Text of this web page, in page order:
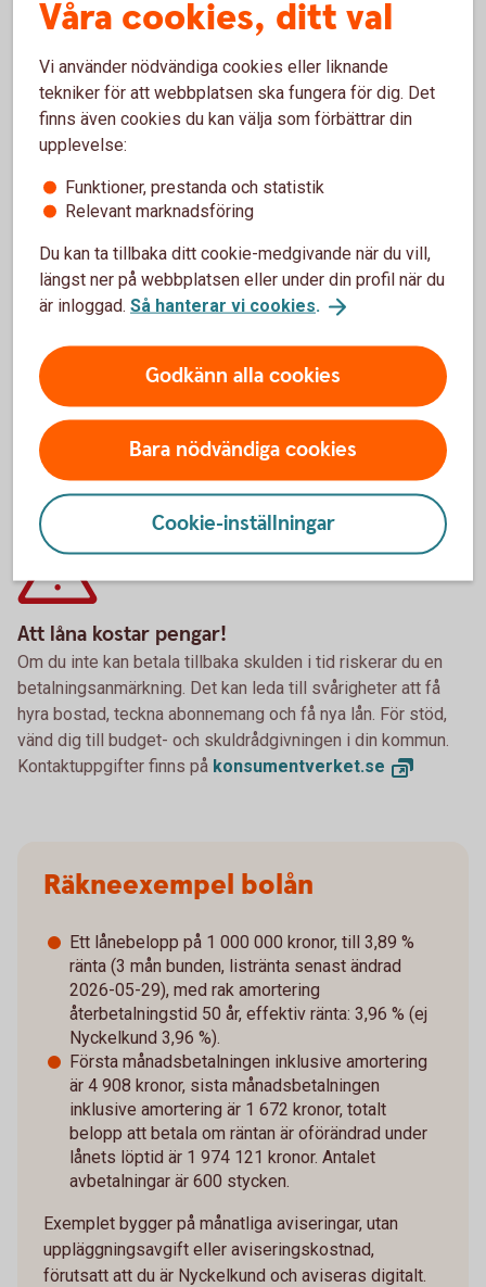
Läs om våra försäkringar och serabatter
Utnyttjar du kortet som ingår i
Nyckelkundspriset?
Du vet väl att det ingår ett Betal- och kreditkort Mastercard
i Nyckelkund? I kortet ingår bland annat en kompletterande
per år om kortet köps separat. Se räkneexempel längre ner
på sidan.
försäkringstagare och gruppföreträdare. Du hittar alla
försäkringsvillkor på sidan nedan.
Betal- och kreditkort Mastercard – läs mer och
ansök
Att låna kostar pengar!
Om du inte kan betala tillbaka skulden i tid riskerar du en
betalningsanmärkning. Det kan leda till svårigheter att få
hyra bostad, teckna abonnemang och få nya lån. För stöd,
vänd dig till budget- och skuldrådgivningen i din kommun.
Kontaktuppgifter finns på konsumentverket.se
Räkneexempel bolån
Ett lånebelopp på 1 000 000 kronor, till 3,89 %
ränta (3 mån bunden, listränta senast ändrad
2026-05-29), med rak amortering
återbetalningstid 50 år, effektiv ränta: 3,96 % (ej
Nyckelkund 3,96 %).
Första månadsbetalningen inklusive amortering
är 4 908 kronor, sista månadsbetalningen
inklusive amortering är 1 672 kronor, totalt
belopp att betala om räntan är oförändrad under
lånets löptid är 1 974 121 kronor. Antalet
avbetalningar är 600 stycken.
Exemplet bygger på månatliga aviseringar, utan
uppläggningsavgift eller aviseringskostnad,
förutsatt att du är Nyckelkund och aviseras digitalt.
Våra cookies, ditt val
Vi använder nödvändiga cookies eller liknande
tekniker för att webbplatsen ska fungera för dig. Det
finns även cookies du kan välja som förbättrar din
upplevelse:
Funktioner, prestanda och statistik
Relevant marknadsföring
Du kan ta tillbaka ditt cookie-medgivande när du vill,
längst ner på webbplatsen eller under din profil när du
är inloggad. Så hanterar vi cookies.
Godkänn alla cookies
Bara nödvändiga cookies
Cookie-inställningar